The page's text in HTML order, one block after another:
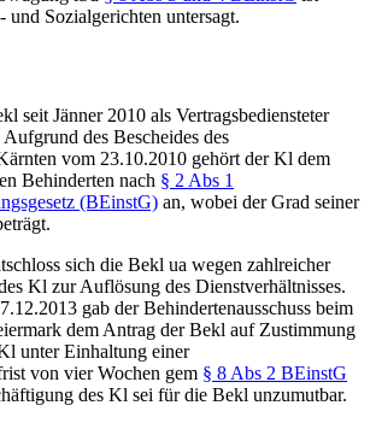
und Sozialgerichten untersagt.
seit Jänner 2010 als Vertragsbediensteter
des Bescheides des
vom 23.10.2010 gehört der Kl dem
Behinderten nach § 2 Abs 1
(BEinstG) an, wobei der Grad seiner
sich die Bekl ua wegen zahlreicher
Kl zur Auflösung des Dienstverhältnisses.
gab der Behindertenausschuss beim
dem Antrag der Bekl auf Zustimmung
unter Einhaltung einer
von vier Wochen gem § 8 Abs 2 BEinstG
des Kl sei für die Bekl unzumutbar.